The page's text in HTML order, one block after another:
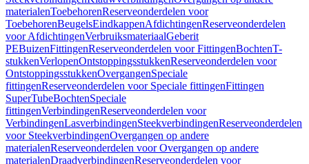
materialenToebehorenReserveonderdelen voor
ToebehorenBeugelsEindkappenAfdichtingenReserveonderdelen
voor AfdichtingenVerbruiksmateriaalGeberit
PEBuizenFittingenReserveonderdelen voor FittingenBochtenT-
stukkenVerlopenOntstoppingsstukkenReserveonderdelen voor
OntstoppingsstukkenOvergangenSpeciale
fittingenReserveonderdelen voor Speciale fittingenFittingen
SuperTubeBochtenSpeciale
fittingenVerbindingenReserveonderdelen voor
VerbindingenLasverbindingenSteekverbindingenReserveonderdelen
voor SteekverbindingenOvergangen op andere
materialenReserveonderdelen voor Overgangen op andere
materialenDraadverbindingenReserveonderdelen voor